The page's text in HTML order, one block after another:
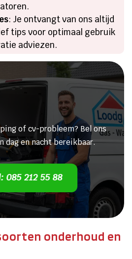
: Je ontvangt van ons altijd
tips voor optimaal gebruik
adviezen.
lekkage of een
of cv-probleem? Bel ons
dag en nacht bereikbaar.
085 212 55 88
onderhoud en